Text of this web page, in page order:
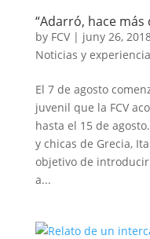
“Adarró, hace más
by FCV| juny 26,
Noticias y
El 7 de agosto
juvenil que la FCV
hasta el 15 de
y chicas de Grecia,
objetivo de
a...